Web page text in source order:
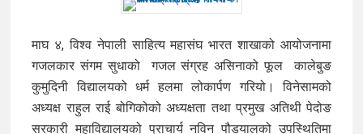
माघ ४, विश्व नेपाली साहित्य महासंघ भारत शाखाको आयोजनामा
गजलकार संगम सुधाको गजल संग्रह असिनाको फूल कालेबुङ
कुमुदिनी विद्यालयको धर्म हलमा लोकार्पण गरियो। विनेसामको
अध्यक्ष राहुल राई बोगिकोको अध्यक्षता तथा प्रमुख अतिथी पेदोङ
सरकारी महाविद्यालयको प्राचार्य नविन पौडयालको उपस्थितिमा